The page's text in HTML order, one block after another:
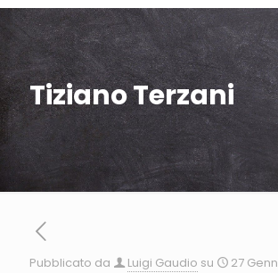
Tiziano Terzani
Pubblicato da Luigi Gaudio su 27